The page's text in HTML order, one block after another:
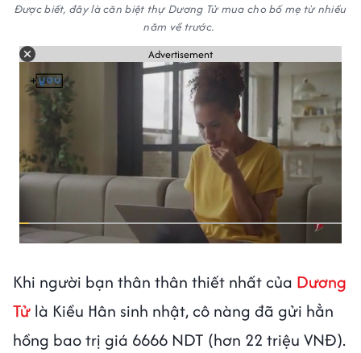
Được biết, đây là căn biệt thự Dương Tử mua cho bố mẹ từ nhiều
năm về trước.
Advertisement
Khi người bạn thân thân thiết nhất của Dương
Tử là Kiều Hân sinh nhật, cô nàng đã gửi hẳn
hồng bao trị giá 6666 NDT (hơn 22 triệu VNĐ).